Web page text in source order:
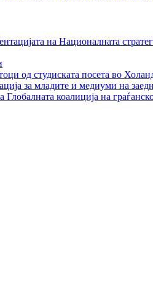
на Националната
од студиската посета во
за младите и медиуми на
коалиција на